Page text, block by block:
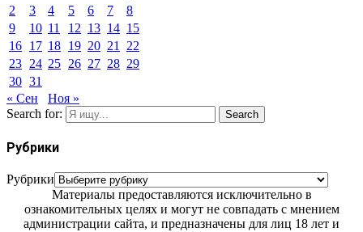
2
3 4 5 6 7
8
9
10 11 12 13 14 15
16 17 18 19 20 21
22
23 24 25 26 27 28 29
30 31
« Сен
Ноя »
Search for:
Search
Рубрики
Рубрики
Материалы предоставляются исключительно в
ознакомительных целях и могут не совпадать с мнением
администрации сайта, и предназначены для лиц 18 лет и